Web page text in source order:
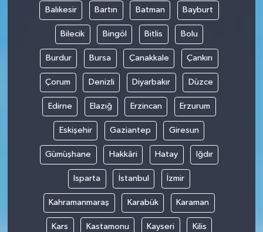
Balıkesir Bartın Batman Bayburt
Bilecik Bingöl Bitlis Bolu
Burdur Bursa Çanakkale Çankırı
Çorum Denizli Diyarbakır Düzce
Edirne Elazığ Erzincan Erzurum
Eskişehir Gaziantep Giresun
Gümüşhane Hakkâri Hatay Iğdır
Isparta İstanbul İzmir
Kahramanmaraş Karabük Karaman
Kars Kastamonu Kayseri Kilis